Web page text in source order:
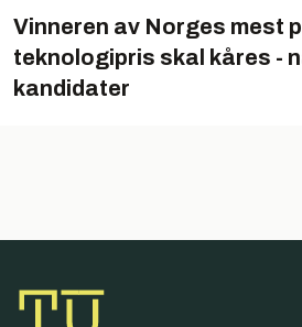
Vinneren av Norges mest
teknologipris skal kåres -
kandidater